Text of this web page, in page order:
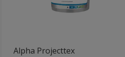
Alpha Projecttex